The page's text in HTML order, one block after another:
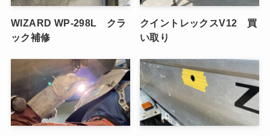
WIZARD WP-298L クラ
ック補修
クイントレックスV12 買
い取り